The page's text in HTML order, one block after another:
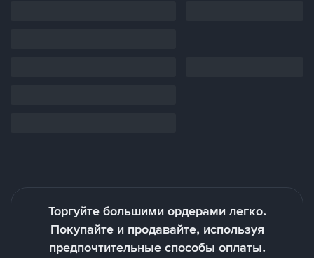
Торгуйте большими ордерами легко.
Покупайте и продавайте, используя
предпочтительные способы оплаты.